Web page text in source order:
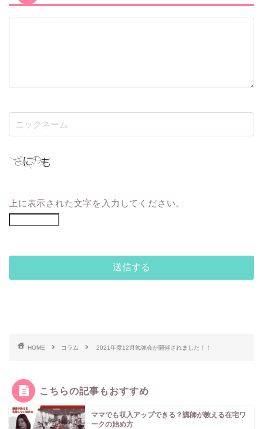
上に表示された文字を入力してください。
HOME コラム 2021年度12月勉強会が開催されました！！
こちらの記事もおすすめ
ママでも収入アップできる？講師が教える在宅ワ
ークの始め方